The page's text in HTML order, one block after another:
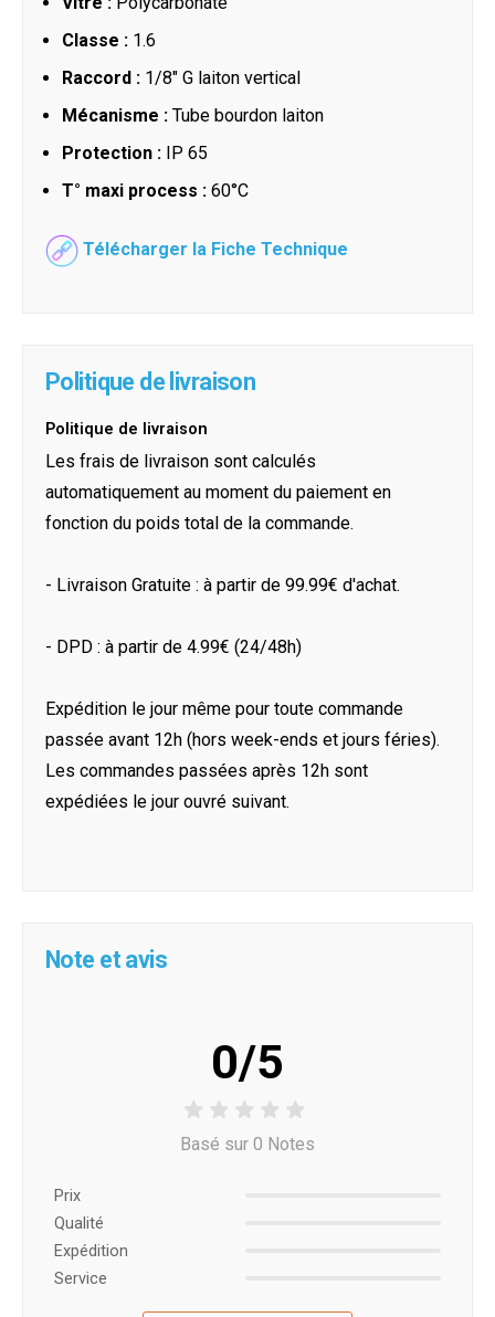
Classe : 1.6
Raccord : 1/8" G laiton vertical
Mécanisme : Tube bourdon laiton
Protection : IP 65
T° maxi process : 60°C
Télécharger la Fiche Technique
Politique de livraison
Politique de livraison
Les frais de livraison sont calculés
automatiquement au moment du paiement en
fonction du poids total de la commande.
- Livraison Gratuite : à partir de 99.99€ d'achat.
- DPD : à partir de 4.99€ (24/48h)
Expédition le jour même pour toute commande
passée avant 12h (hors week-ends et jours féries).
Les commandes passées après 12h sont
expédiées le jour ouvré suivant.
Note et avis
0/5
Basé sur 0 Notes
Prix ​​
Qualité
Expédition
Service